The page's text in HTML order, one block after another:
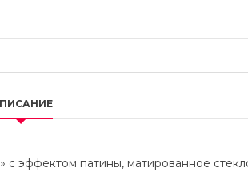
эффектом патины, матированное